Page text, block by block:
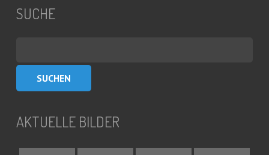
SUCHE
AKTUELLE BILDER